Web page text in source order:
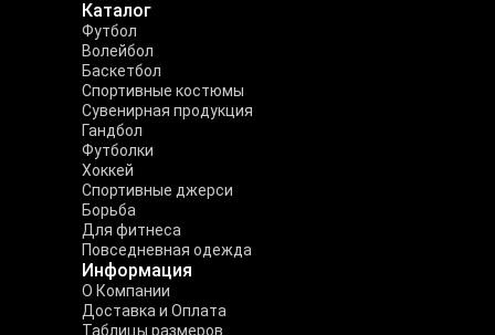
Каталог
Футбол
Волейбол
Баскетбол
Спортивные костюмы
Сувенирная продукция
Гандбол
Футболки
Хоккей
Спортивные джерси
Борьба
Для фитнеса
Повседневная одежда
Информация
О Компании
Доставка и Оплата
Таблицы размеров